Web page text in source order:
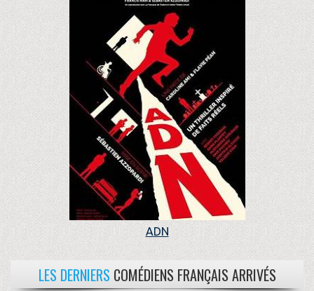
ADN
LES DERNIERS COMÉDIENS FRANÇAIS ARRIVÉS